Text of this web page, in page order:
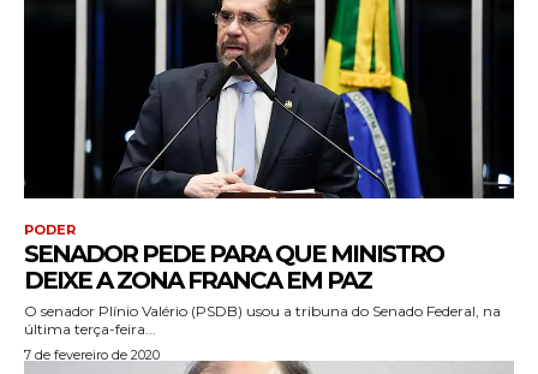
PODER
SENADOR PEDE PARA QUE MINISTRO
DEIXE A ZONA FRANCA EM PAZ
O senador Plínio Valério (PSDB) usou a tribuna do Senado Federal, na
última terça-feira...
7 de fevereiro de 2020